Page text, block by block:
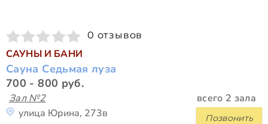
0 отзывов
САУНЫ И БАНИ
Сауна Седьмая луза
700 - 800 руб.
Зал №2 всего 2 зала
Позвонить
улица Юрина, 273в